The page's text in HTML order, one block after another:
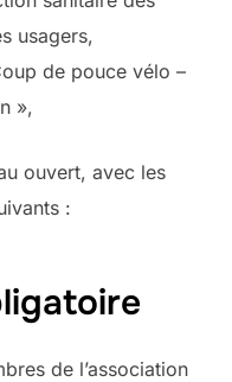
usagers,
de pouce vélo –
»,
ouvert, avec les
:
de l’association